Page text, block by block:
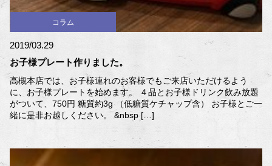
コラム
2019/03.29
お子様プレート作りました。
高槻本店では、お子様連れのお客様でもご来店いただけるよう
に、お子様プレートを始めます。 ４品とお子様ドリンク飲み放題
がついて、750円 糖質約3g （低糖質ケチャップ含） お子様とご一
緒に是非お越しください。 &nbsp […]